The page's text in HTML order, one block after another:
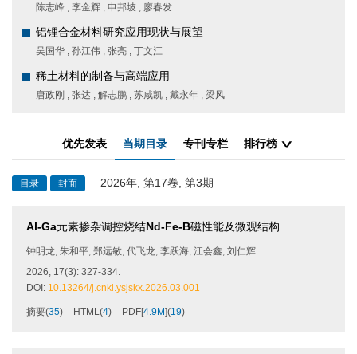
陈志峰 李金辉 申邦坡 廖春发
铝锂合金材料研究应用现状与展望
吴国华 孙江伟 张亮 丁文江
稀土材料的制备与高端应用
唐政刚 张达 解志鹏 苏咸凯 戴永年 梁风
优先发表 当期目录 专刊专栏 排行榜
目录 封面 2026年, 第17卷, 第3期
Al-Ga元素掺杂调控烧结Nd-Fe-B磁性能及微观结构
钟明龙 朱和平 郑远敏 代飞龙 李跃海 江会鑫 刘仁辉
2026, 17(3): 327-334.
DOI: 10.13264/j.cnki.ysjskx.2026.03.001
摘要(35) HTML (4) PDF[4.9M](19)